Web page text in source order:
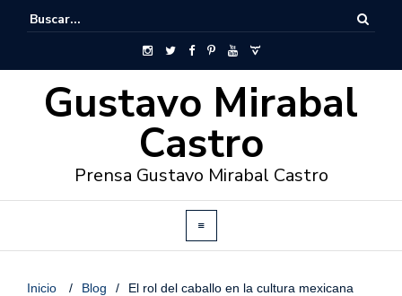
Gustavo Mirabal
Castro
Prensa Gustavo Mirabal Castro
Inicio / Blog / El rol del caballo en la cultura mexicana